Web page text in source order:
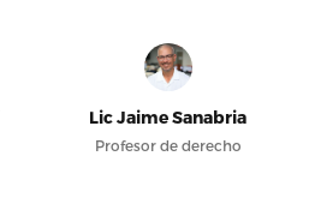
Lic Jaime Sanabria
Profesor de derecho